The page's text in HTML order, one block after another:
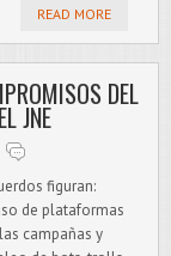
READ MORE
DEL
JNE
figuran:
de plataformas
campañas y